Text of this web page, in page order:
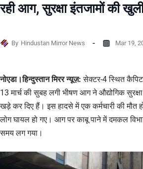
रही आग, सुरक्षा इंतजामों की
By Hindustan Mirror News Mar 19,
नोएडा।हिन्दुस्तान मिरर न्यूज़:सेक्टर-4 स्थित
13 मार्च की सुबह लगी भीषण आग ने औद्योगिक
खड़े कर दिए हैं। इस हादसे में एक कर्मचारी की मौत
लोग घायल हो गए। आग पर काबू पाने में दमकल
समय लग गया।